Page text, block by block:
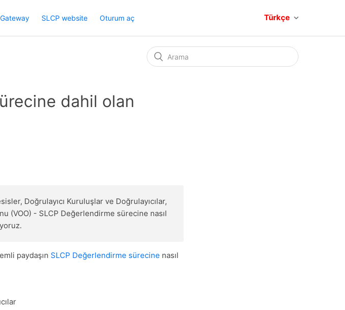
Gateway SLCP website Oturum aç Türkçe
dahil olan
Doğrulayıcı Kuruluşlar ve Doğrulayıcılar,
(VOO) - SLCP Değerlendirme sürecine nasıl
paydaşın SLCP Değerlendirme sürecine nasıl